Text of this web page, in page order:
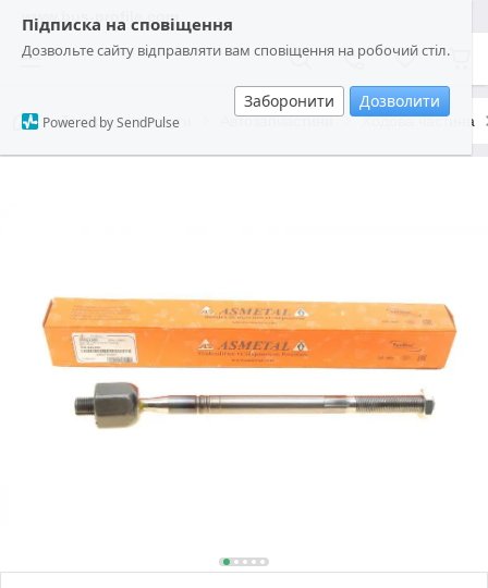
Підписка на сповіщення
Дозвольте сайту відправляти вам сповіщення на робочий стіл.
Заборонити Дозволити
Powered by SendPulse
www.bus-profile.com
Товари та послуги Автозапчастини Ходова частина